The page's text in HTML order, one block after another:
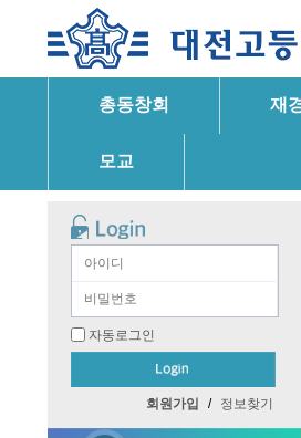
총동창회 재
모교
자동로그인
회원가입 / 정보찾기